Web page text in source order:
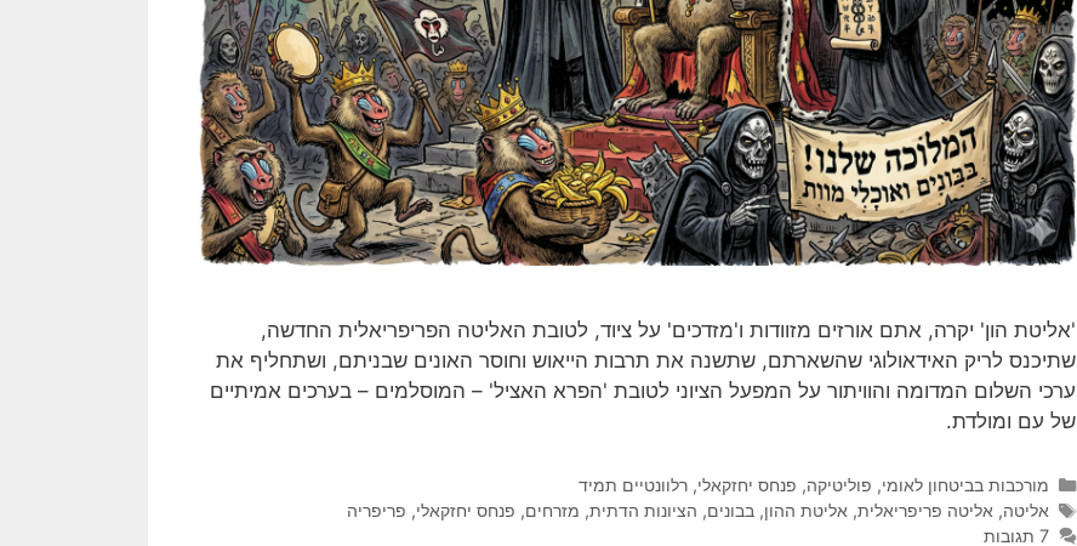
'אליטת הון' יקרה, אתם אורזים מזוודות ו'מזדכים' על ציוד, לטובת האליטה הפריפריאלית החדשה,
שתיכנס לריק האידאולוגי שהשארתם, שתשנה את תרבות הייאוש וחוסר האונים שבניתם, ושתחליף את
ערכי השלום המדומה והוויתור על המפעל הציוני לטובת 'הפרא האציל' – המוסלמים – בערכים אמיתיים
של עם ומולדת.
קטגוריות
מורכבות בביטחון לאומי, פוליטיקה, פנחס יחזקאלי, רלוונטיים תמיד
תגיות
אליטה, אליטה פריפריאלית, אליטת ההון, בבונים, הציונות הדתית, מזרחים, פנחס יחזקאלי, פריפריה
7 תגובות